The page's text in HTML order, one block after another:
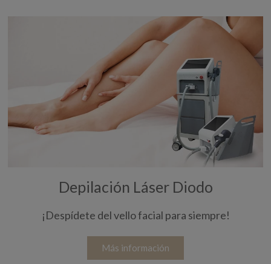
Depilación Láser Diodo
¡Despídete del vello facial para siempre!
Más información